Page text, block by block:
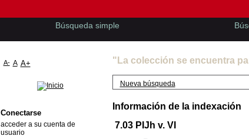
"La colección se encuentra
Nueva búsqueda
Información de la indexación
7.03 PIJh v. VI
Búsqueda simple
A- A A+
Conectarse
acceder a su cuenta de
usuario